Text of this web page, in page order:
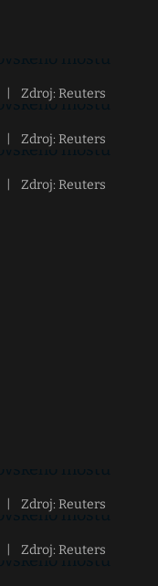
Zdroj: Reuters
Zdroj: Reuters
Zdroj: Reuters
Zdroj: Reuters
Zdroj: Reuters